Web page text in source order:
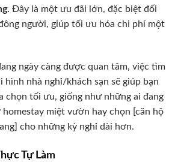
Đây là một ưu đãi lớn, đặc biệt đối
người, giúp tối ưu hóa chi phí một
ngày càng được quan tâm, việc tìm
hình nhà nghỉ/khách sạn sẽ giúp bạn
chọn tối ưu, giống như những ai đang
homestay miệt vườn hay chọn [căn hộ
cho những kỳ nghỉ dài hơn.
Tự Làm